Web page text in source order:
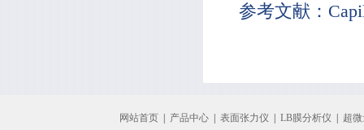
参考文献：
网站首页 | 产品中心 | 表面张力仪 | LB膜分析仪 | 超